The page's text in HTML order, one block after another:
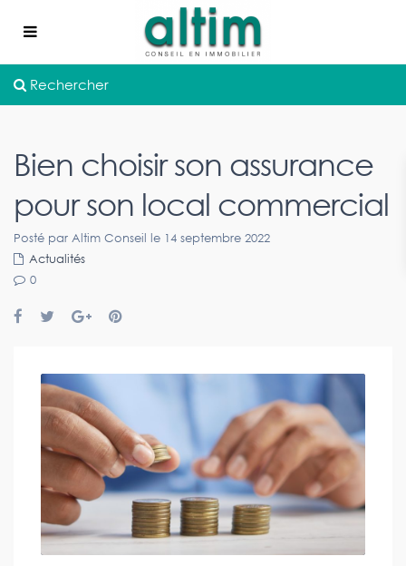
Rechercher
Bien choisir son assurance
pour son local commercial
Posté par Altim Conseil le 14 septembre 2022
Actualités
0